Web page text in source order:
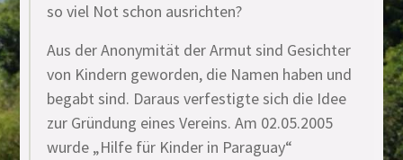
so viel Not schon ausrichten?
Aus der Anonymität der Armut sind Gesichter
von Kindern geworden, die Namen haben und
begabt sind. Daraus verfestigte sich die Idee
zur Gründung eines Vereins. Am 02.05.2005
wurde „Hilfe für Kinder in Paraguay“